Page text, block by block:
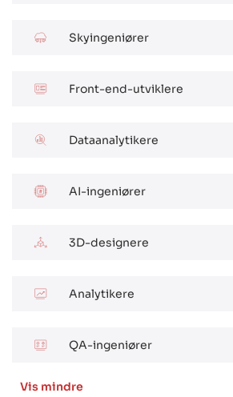
Skyingeniører
Front-end-utviklere
Dataanalytikere
AI-ingeniører
3D-designere
Analytikere
QA-ingeniører
Vis mindre